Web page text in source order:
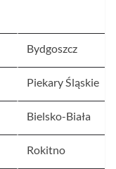
Bydgoszcz
Piekary Śląskie
Bielsko-Biała
Rokitno